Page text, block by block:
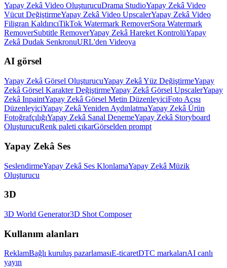
Yapay Zekâ Video OluşturucuDrama StudioYapay Zekâ Video
Vücut DeğiştirmeYapay Zekâ Video UpscalerYapay Zekâ Video
Filigran KaldırıcıTikTok Watermark RemoverSora Watermark
RemoverSubtitle RemoverYapay Zekâ Hareket KontrolüYapay
Zekâ Dudak SenkronuURL'den Videoya
AI görsel
Yapay Zekâ Görsel OluşturucuYapay Zekâ Yüz DeğiştirmeYapay
Zekâ Görsel Karakter DeğiştirmeYapay Zekâ Görsel UpscalerYapay
Zekâ InpaintYapay Zekâ Görsel Metin DüzenleyiciFoto Açısı
DüzenleyiciYapay Zekâ Yeniden AydınlatmaYapay Zekâ Ürün
FotoğrafçılığıYapay Zekâ Sanal DenemeYapay Zekâ Storyboard
OluşturucuRenk paleti çıkarGörselden prompt
Yapay Zekâ Ses
SeslendirmeYapay Zekâ Ses KlonlamaYapay Zekâ Müzik
Oluşturucu
3D
3D World Generator3D Shot Composer
Kullanım alanları
ReklamBağlı kuruluş pazarlamasıE-ticaretDTC markalarıAI canlı
yayın